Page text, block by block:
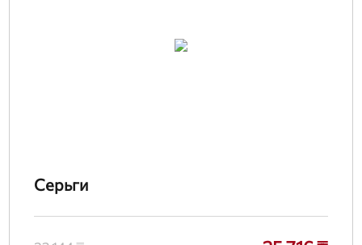
Серьги